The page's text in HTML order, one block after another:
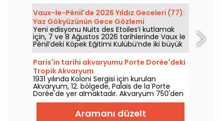
Vaux-le-Pénil'de 2026 Yıldız Geceleri (77):
Yaz Gökyüzünün Gece Gözlemi
Yeni edisyonu Nuits des Etoiles’i kutlamak
için, 7 ve 8 Ağustos 2026 tarihlerinde Vaux le
Pénil’deki Köpek Eğitimi Kulübü’nde iki büyük
gökyüzü gözlem gecesi düzenlenecek.
Paris'in tarihi akvaryumu Porte Dorée'deki
Tropik Akvaryum
1931 yılında Koloni Sergisi için kurulan
Akvaryum, 12. bölgede, Palais de la Porte
Dorée'de yer almaktadır. Akvaryum 750'den
fazla küçük balık türüne ev sahipliği
yapmaktadır ve en güzeli de 26 yaşından
küçükler için giriş ücretsizdir!
Aramanı düzelt